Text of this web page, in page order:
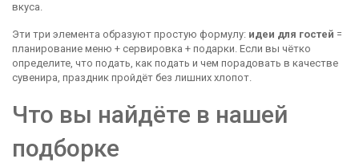
вкуса.
Эти три элемента образуют простую формулу: идеи для гостей =
планирование меню + сервировка + подарки. Если вы чётко
определите, что подать, как подать и чем порадовать в качестве
сувенира, праздник пройдёт без лишних хлопот.
Что вы найдёте в нашей
подборке